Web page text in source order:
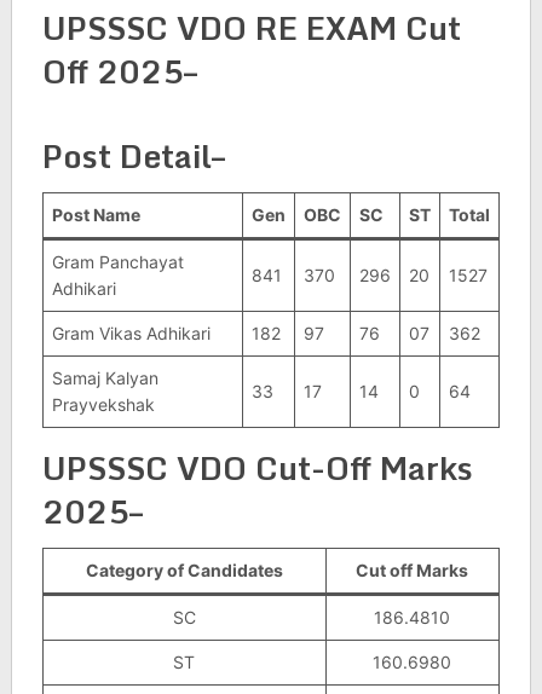
UPSSSC VDO RE EXAM Cut
Off 2025–
Post Detail–
Post Name Gen OBC SC ST Total
Gram Panchayat
Adhikari
841 370 296 20 1527
Gram Vikas Adhikari 182 97 76 07 362
Samaj Kalyan
Prayvekshak
33 17 14 0 64
UPSSSC VDO Cut-Off Marks
2025–
Category of Candidates Cut off Marks
SC 186.4810
ST 160.6980